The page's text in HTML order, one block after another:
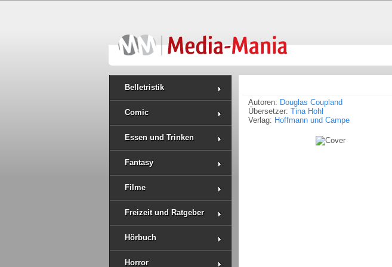
Belletristik
Comic
Essen und Trinken
Fantasy
Filme
Freizeit und Ratgeber
Hörbuch
Horror
Autoren: Douglas Coupland
Übersetzer: Tina Hohl
Verlag: Hoffmann und Campe